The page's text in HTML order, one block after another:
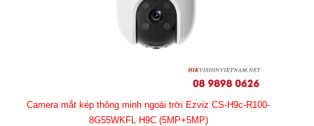
Camera mắt kép thông minh ngoài trời Ezviz CS-H9c-R100-
8G55WKFL H9C (5MP+5MP)